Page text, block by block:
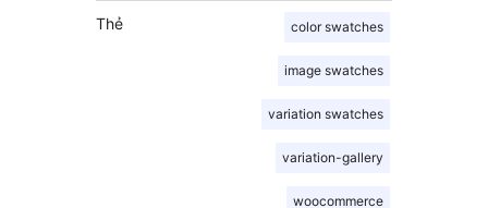
Thẻ color swatches
image swatches
variation swatches
variation-gallery
woocommerce